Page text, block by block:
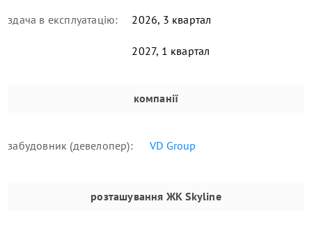
здача в експлуатацію: 2026, 3 квартал
2027, 1 квартал
компанії
забудовник (девелопер): VD Group
розташування ЖК Skyline